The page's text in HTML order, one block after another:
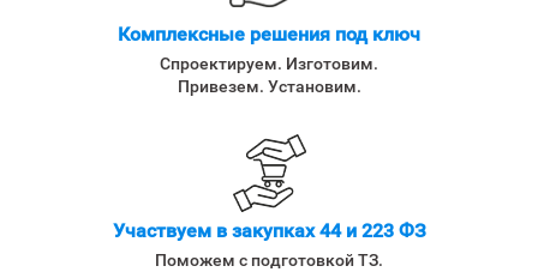
Комплексные решения под ключ
Спроектируем. Изготовим.
Привезем. Установим.
Участвуем в закупках 44 и 223 ФЗ
Поможем с подготовкой ТЗ.